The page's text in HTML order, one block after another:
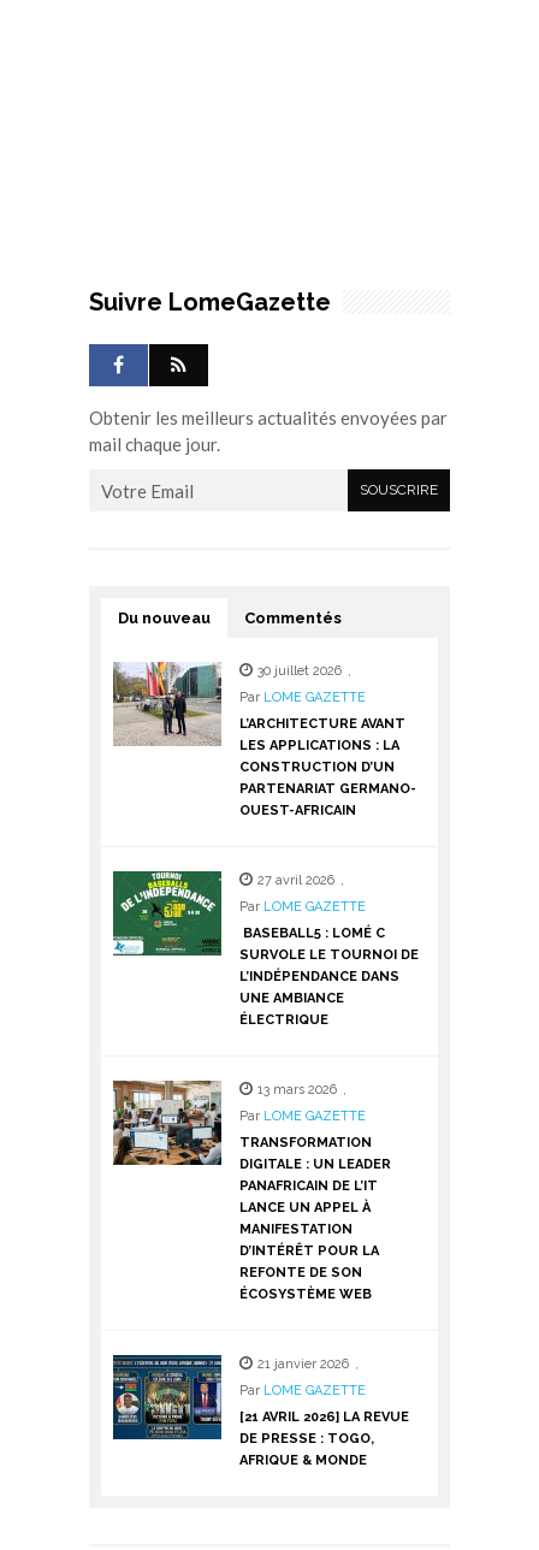
Suivre LomeGazette
Obtenir les meilleurs actualités envoyées par
mail chaque jour.
Du nouveau Commentés
30 juillet 2026 ,
Par LOME GAZETTE
L’ARCHITECTURE AVANT
LES APPLICATIONS : LA
CONSTRUCTION D’UN
PARTENARIAT GERMANO-
OUEST-AFRICAIN
27 avril 2026 ,
Par LOME GAZETTE
BASEBALL5 : LOMÉ C
SURVOLE LE TOURNOI DE
L’INDÉPENDANCE DANS
UNE AMBIANCE
ÉLECTRIQUE
13 mars 2026 ,
Par LOME GAZETTE
TRANSFORMATION
DIGITALE : UN LEADER
PANAFRICAIN DE L’IT
LANCE UN APPEL À
MANIFESTATION
D’INTÉRÊT POUR LA
REFONTE DE SON
ÉCOSYSTÈME WEB
21 janvier 2026 ,
Par LOME GAZETTE
[21 AVRIL 2026] LA REVUE
DE PRESSE : TOGO,
AFRIQUE & MONDE